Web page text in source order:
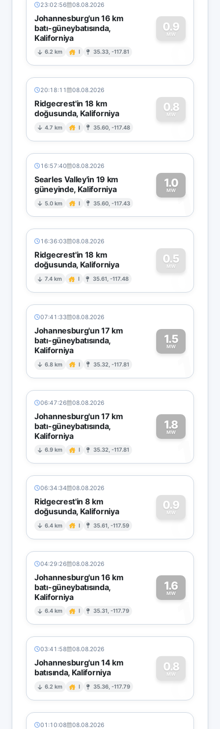
23:02:56 08.08.2026
Johannesburg'un 16 km
batı-güneybatısında,
Kaliforniya
6.2 km I 35.33, -117.81
0.9
MW
0
20:18:11 08.08.2026
Ridgecrest'in 18 km
doğusunda, Kaliforniya
4.7 km I 35.60, -117.48
0.8
MW
0
16:57:40 08.08.2026
Searles Valley'in 19 km
güneyinde, Kaliforniya
5.0 km I 35.60, -117.43
1.0
MW1
16:36:03 08.08.2026
Ridgecrest'in 18 km
doğusunda, Kaliforniya
7.4 km I 35.61, -117.48
0.5
MW
0
07:41:33 08.08.2026
Johannesburg'un 17 km
batı-güneybatısında,
Kaliforniya
6.8 km I 35.32, -117.81
1.5
MW
1
06:47:26 08.08.2026
Johannesburg'un 17 km
batı-güneybatısında,
Kaliforniya
6.9 km I 35.32, -117.81
1.8
MW
1
06:34:34 08.08.2026
Ridgecrest'in 8 km
doğusunda, Kaliforniya
6.4 km I 35.61, -117.59
0.9
MW
0
04:29:26 08.08.2026
Johannesburg'un 16 km
batı-güneybatısında,
Kaliforniya
6.4 km I 35.31, -117.79
1.6
MW
1
03:41:58 08.08.2026
Johannesburg'un 14 km
batısında, Kaliforniya
6.2 km I 35.36, -117.79
0.8
MW
0
01:10:08 08.08.2026